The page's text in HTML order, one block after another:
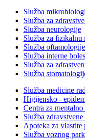
Služba
Služba za
Služba neurologije
Služba za
Služba oftamologije
Služba interne
Služba za
Služba
Služba medicine
Higijensko -
Centra za
Služba
Apoteka za vlastite
Služba voznog